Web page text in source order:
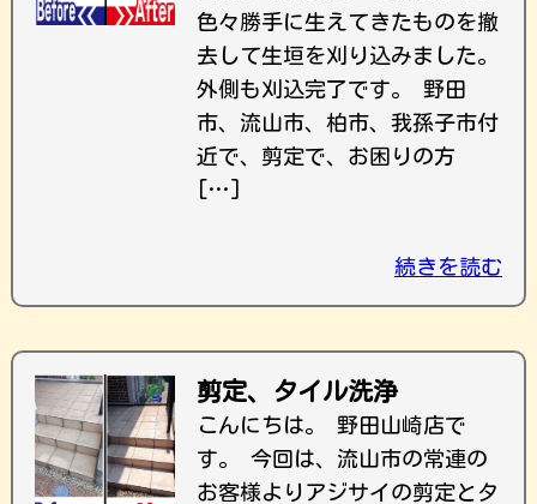
色々勝手に生えてきたものを撤
去して生垣を刈り込みました。
外側も刈込完了です。 野田
市、流山市、柏市、我孫子市付
近で、剪定で、お困りの方
[…]
続きを読む
剪定、タイル洗浄
こんにちは。 野田山崎店で
す。 今回は、流山市の常連の
お客様よりアジサイの剪定とタ